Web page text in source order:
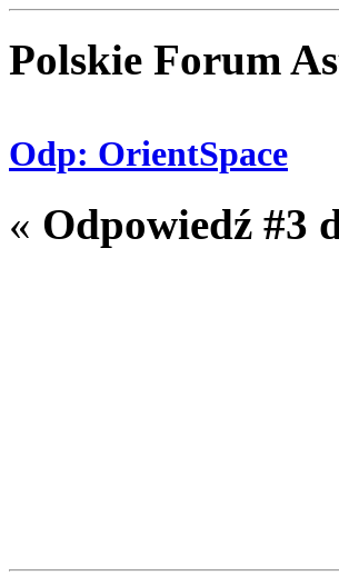
Polskie Forum
Odp: OrientSpace
« Odpowiedź #3